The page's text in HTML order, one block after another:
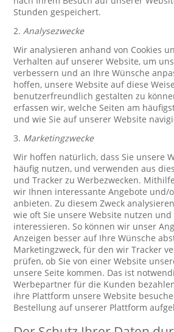
Stunden gespeichert.
2.Analysezwecke
Wir analysieren anhand von Cookies
Verhalten auf unserer Website, um
verbessern und an Ihre Wünsche
hoffen, unsere Website auf diese
benutzerfreundlich gestalten zu
erfassen wir, welche Seiten am
und wie Sie auf unserer Website
3. Marketingzwecke
Wir hoffen natürlich, dass Sie unsere
häufig nutzen, und verwenden aus
und Tracker zu Werbezwecken.
wir Ihnen interessante Angebote und/
anbieten. Zu diesem Zweck
wie oft Sie unsere Website nutzen und
interessieren. So können wir unser
Anzeigen besser auf Ihre Wünsche
Marketingzweck, für den wir Tracker
prüfen, ob Sie von einer Website
unsere Seite kommen. Das ist
Werbepartner für die Kunden
ihre Plattform unsere Website
Bestellung auf unserer Plattform